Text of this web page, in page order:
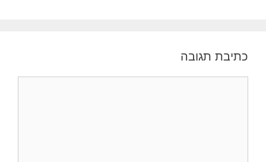
כתיבת תגובה